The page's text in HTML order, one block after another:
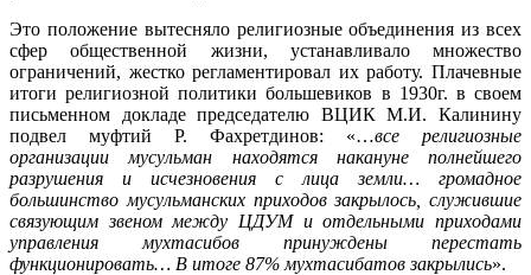
Это положение вытесняло религиозные объединения из всех
сфер общественной жизни, устанавливало множество
ограничений, жестко регламентировал их работу. Плачевные
итоги религиозной политики большевиков в 1930г. в своем
письменном докладе председателю ВЦИК М.И. Калинину
подвел муфтий Р. Фахретдинов: «…все религиозные
организации мусульман находятся накануне полнейшего
разрушения и исчезновения с лица земли… громадное
большинство мусульманских приходов закрылось, служившие
связующим звеном между ЦДУМ и отдельными приходами
управления мухтасибов принуждены перестать
функционировать… В итоге 87% мухтасибатов закрылись».